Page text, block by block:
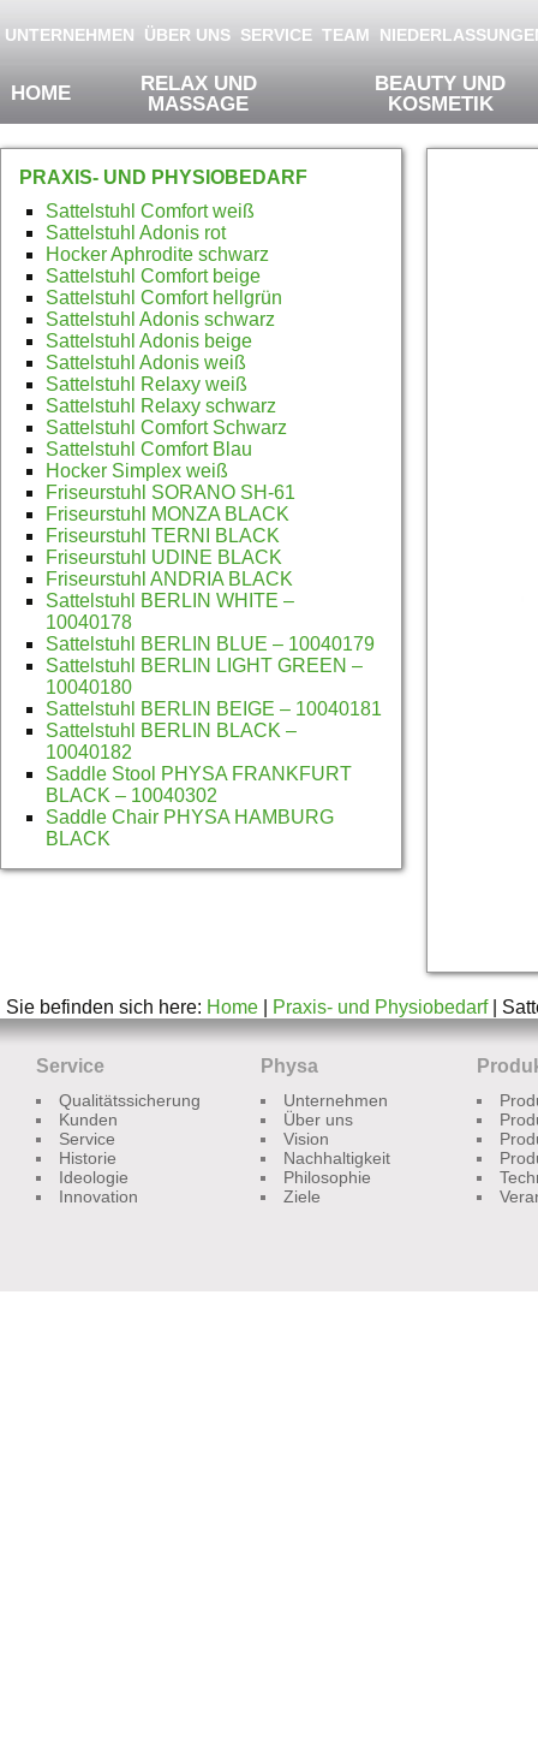
Products of Physa Wellness
Springe zum Inhalt
UNTERNEHMEN ÜBER UNS SERVICE TEAM
HOME
RELAX UND
MASSAGE
BEAUTY UND
KOSMETIK
PRAXIS- UND PHYSIOBEDARF
Sattelstuhl Comfort weiß
Sattelstuhl Adonis rot
Hocker Aphrodite schwarz
Sattelstuhl Comfort beige
Sattelstuhl Comfort hellgrün
Sattelstuhl Adonis schwarz
Sattelstuhl Adonis beige
Sattelstuhl Adonis weiß
Sattelstuhl Relaxy weiß
Sattelstuhl Relaxy schwarz
Sattelstuhl Comfort Schwarz
Sattelstuhl Comfort Blau
Hocker Simplex weiß
Friseurstuhl SORANO SH-61
Friseurstuhl MONZA BLACK
Friseurstuhl TERNI BLACK
Friseurstuhl UDINE BLACK
Friseurstuhl ANDRIA BLACK
Sattelstuhl BERLIN WHITE –
10040178
Sattelstuhl BERLIN BLUE – 10040179
Sattelstuhl BERLIN LIGHT GREEN –
10040180
Sattelstuhl BERLIN BEIGE – 10040181
Sattelstuhl BERLIN BLACK –
10040182
Saddle Stool PHYSA FRANKFURT
BLACK – 10040302
Saddle Chair PHYSA HAMBURG
BLACK
Sie befinden sich here: Home Praxis- und Physiobedarf|
Service
Qualitätssicherung
Kunden
Service
Historie
Ideologie
Innovation
Physa
Unternehmen
Über uns
Vision
Nachhaltigkeit
Philosophie
Ziele